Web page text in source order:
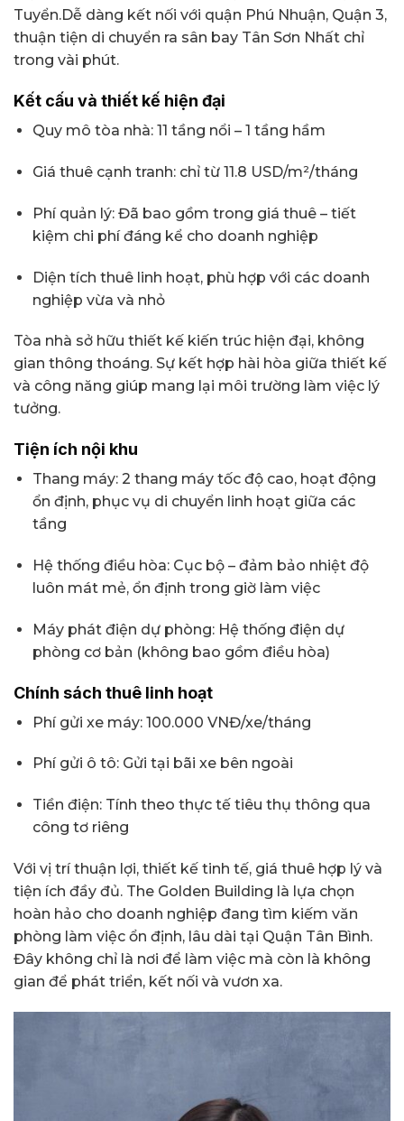
Tuyển.Dễ dàng kết nối với quận Phú Nhuận, Quận 3,
thuận tiện di chuyển ra sân bay Tân Sơn Nhất chỉ
trong vài phút.
Kết cấu và thiết kế hiện đại
Quy mô tòa nhà: 11 tầng nổi – 1 tầng hầm
Giá thuê cạnh tranh: chỉ từ 11.8 USD/m²/tháng
Phí quản lý: Đã bao gồm trong giá thuê – tiết
kiệm chi phí đáng kể cho doanh nghiệp
Diện tích thuê linh hoạt, phù hợp với các doanh
nghiệp vừa và nhỏ
Tòa nhà sở hữu thiết kế kiến trúc hiện đại, không
gian thông thoáng. Sự kết hợp hài hòa giữa thiết kế
và công năng giúp mang lại môi trường làm việc lý
tưởng.
Tiện ích nội khu
Thang máy: 2 thang máy tốc độ cao, hoạt động
ổn định, phục vụ di chuyển linh hoạt giữa các
tầng
Hệ thống điều hòa: Cục bộ – đảm bảo nhiệt độ
luôn mát mẻ, ổn định trong giờ làm việc
Máy phát điện dự phòng: Hệ thống điện dự
phòng cơ bản (không bao gồm điều hòa)
Chính sách thuê linh hoạt
Phí gửi xe máy: 100.000 VNĐ/xe/tháng
Phí gửi ô tô: Gửi tại bãi xe bên ngoài
Tiền điện: Tính theo thực tế tiêu thụ thông qua
công tơ riêng
Với vị trí thuận lợi, thiết kế tinh tế, giá thuê hợp lý và
tiện ích đầy đủ. The Golden Building là lựa chọn
hoàn hảo cho doanh nghiệp đang tìm kiếm văn
phòng làm việc ổn định, lâu dài tại Quận Tân Bình.
Đây không chỉ là nơi để làm việc mà còn là không
gian để phát triển, kết nối và vươn xa.